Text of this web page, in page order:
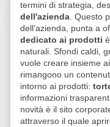
termini di strategia,
dell'azienda. Questo
dell'azienda, punta a
dedicato ai prodotti
naturali. Sfondi caldi,
vuole creare insieme
rimangono un
intorno ai prodotti:
informazioni
novità è il sito
attraverso il quale